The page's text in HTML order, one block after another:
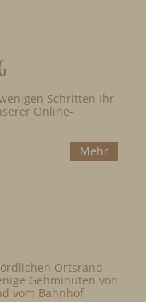
Schritten Ihr
Online-
Mehr
Ortsrand
Gehminuten von
vom Bahnhof